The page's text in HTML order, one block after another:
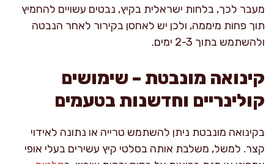
מעבר לכך, בלחות ישראלית בקיץ, נבטים עשויים להחמיץ
תוך פחות מיממה, ולכן יש לאחסן בקירור לאחר הנבטה
ולהשתמש בתוך 2-3 ימים.
קינואה מונבטת – שימושים
קולינריים וחדשנות בטעמים
בקינואה מונבטת ניתן להשתמש טרייה או נתונה לאידוי
קצר. למשל, משלבת אותה בסלטי קיץ עשירים בעלי אופי